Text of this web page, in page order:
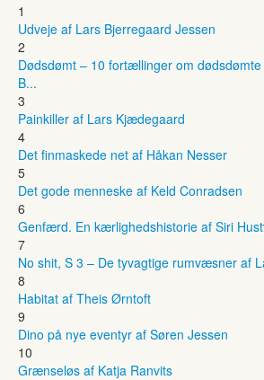
1
Udveje af Lars Bjerregaard Jessen
2
Dødsdømt – 10 fortællinger om
B...
3
Painkiller af Lars Kjædegaard
4
Det finmaskede net af Håkan Nesser
5
Det gode menneske af Keld Conradsen
6
Genfærd. En kærlighedshistorie af Siri
7
No shit, S 3 – De tyvagtige rumvæsner af
8
Habitat af Theis Ørntoft
9
Dino på nye eventyr af Søren Jessen
10
Grænseløs af Katja Ranvits